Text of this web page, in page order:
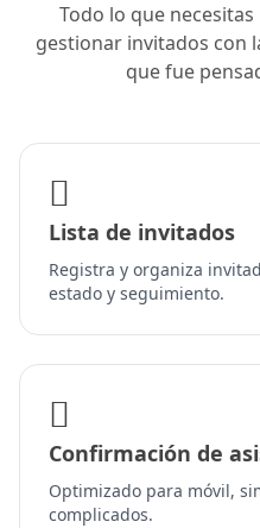
Todo lo que
gestionar invitados con
que fue
Lista de invitados
Registra y organiza
estado y seguimiento.
Confirmación de
Optimizado para móvil,
complicados.